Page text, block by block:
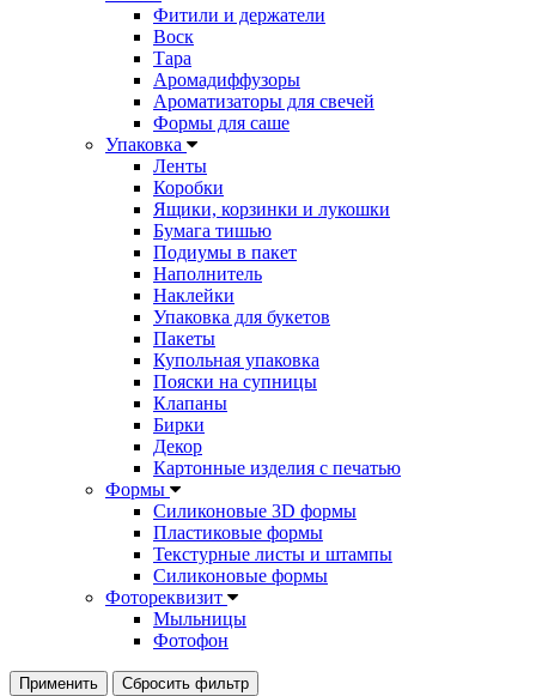
Фитили и держатели
Воск
Тара
Аромадиффузоры
Ароматизаторы для свечей
Формы для саше
Упаковка
Ленты
Коробки
Ящики, корзинки и лукошки
Бумага тишью
Подиумы в пакет
Наполнитель
Наклейки
Упаковка для букетов
Пакеты
Купольная упаковка
Пояски на супницы
Клапаны
Бирки
Декор
Картонные изделия с печатью
Формы
Силиконовые 3D формы
Пластиковые формы
Текстурные листы и штампы
Силиконовые формы
Фотореквизит
Мыльницы
Фотофон
Применить Сбросить фильтр